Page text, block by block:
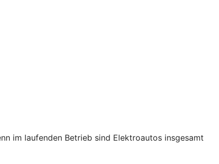
im laufenden Betrieb sind Elektroautos insgesamt